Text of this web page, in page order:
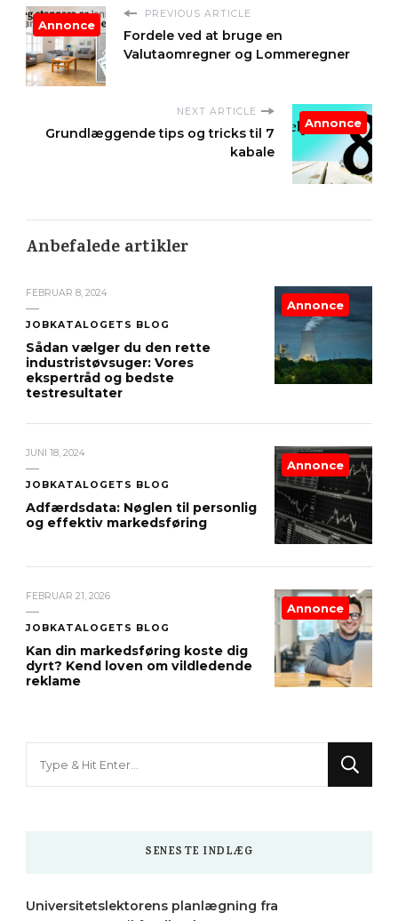
PREVIOUS ARTICLE
Fordele ved at bruge en
Valutaomregner og Lommeregner
Annonce
NEXT ARTICLE
Grundlæggende tips og tricks til 7
kabale
Annonce
Anbefalede artikler
FEBRUAR 8, 2024
JOBKATALOGETS BLOG
Sådan vælger du den rette
industristøvsuger: Vores
ekspertråd og bedste
testresultater
Annonce
JUNI 18, 2024
JOBKATALOGETS BLOG
Adfærdsdata: Nøglen til personlig
og effektiv markedsføring
Annonce
FEBRUAR 21, 2026
JOBKATALOGETS BLOG
Kan din markedsføring koste dig
dyrt? Kend loven om vildledende
reklame
Annonce
SENESTE INDLÆG
Universitetslektorens planlægning fra